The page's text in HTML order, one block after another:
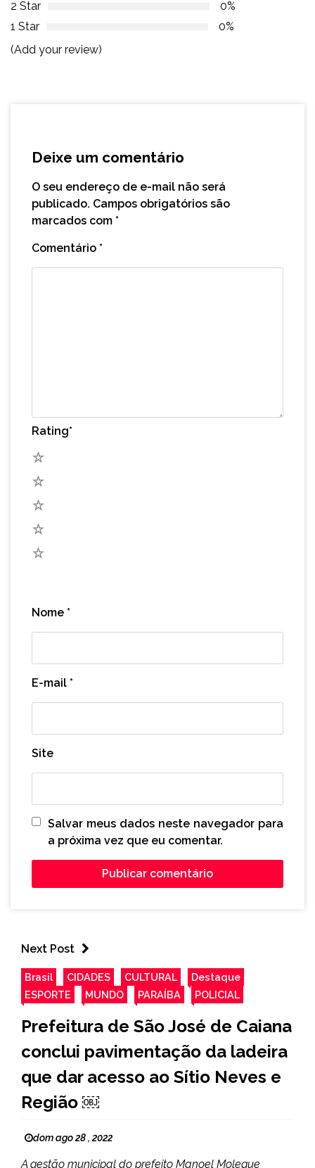
2 Star
0%
1 Star
0%
(Add your review)
Deixe um comentário
O seu endereço de e-mail não será
publicado. Campos obrigatórios são
marcados com *
Comentário *
Rating*
Nome *
E-mail *
Site
Salvar meus dados neste navegador para
a próxima vez que eu comentar.
Next Post
Brasil CIDADES CULTURAL
Destaque
ESPORTE
MUNDO PARAÍBA POLICIAL
Prefeitura de São José de Caiana
conclui pavimentação da ladeira
que dar acesso ao Sítio Neves e
Região ￼
dom ago 28 , 2022
A gestão municipal do prefeito Manoel Moleque